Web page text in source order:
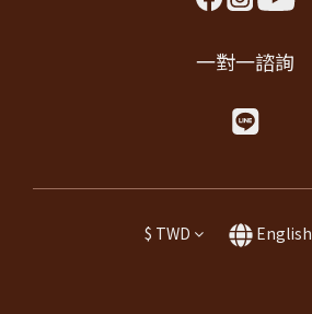
一對一諮詢
$ TWD English